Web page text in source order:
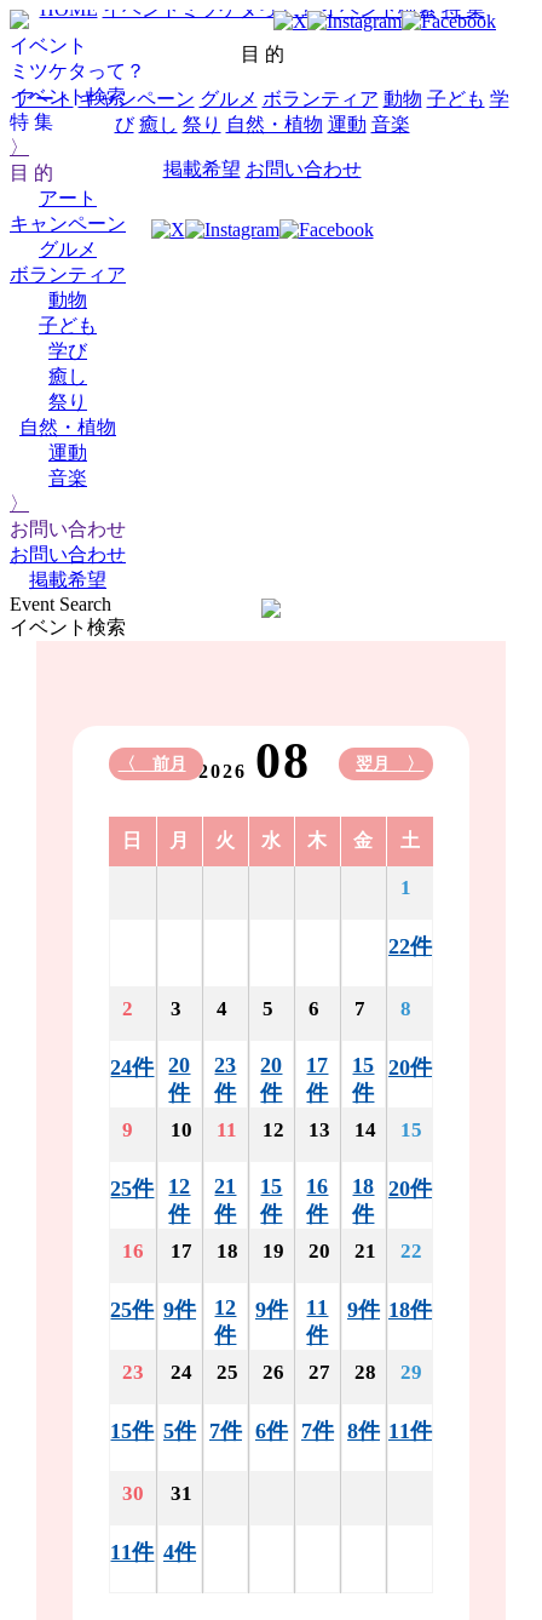
イベント
ミツケタって？
イベント検索
特 集
〉
目 的
アート
キャンペーン
グルメ
ボランティア
動物
子ども
学び
癒し
祭り
自然・植物
運動
音楽
〉
お問い合わせ
お問い合わせ
掲載希望
HOME イベントミツケタって？ イベント検索 特 集
目 的
アート キャンペーン グルメ ボランティア 動物 子ども 学
び 癒し 祭り 自然・植物 運動 音楽
掲載希望 お問い合わせ
Event Search
イベント検索
2026 08
〈 前月 翌月 〉
日 月 火 水 木 金 土
1
22件
2
24件
3
20
件
4
23
件
5
20
件
6
17
件
7
15
件
8
20件
9
25件
10
12
件
11
21
件
12
15
件
13
16
件
14
18
件
15
20件
16
25件
17
9件
18
12
件
19
9件
20
11
件
21
9件
22
18件
23
15件
24
5件
25
7件
26
6件
27
7件
28
8件
29
11件
30
11件
31
4件